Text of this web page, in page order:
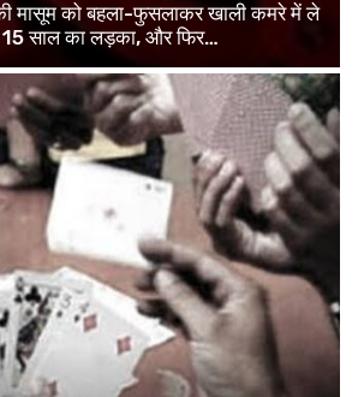
मासूम को बहला-फुसलाकर खाली कमरे में ले
15 साल का लड़का, और फिर…